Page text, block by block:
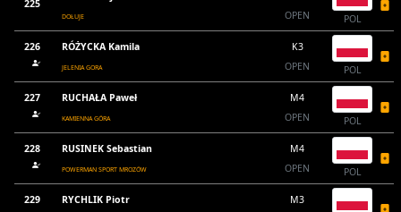
225
DOŁUJE
OPEN
POL
226 RÓŻYCKA Kamila
JELENIA GORA
K3
OPEN
POL
227 RUCHAŁA Paweł
KAMIENNA GÓRA
M4
OPEN
POL
228 RUSINEK Sebastian
POWERMAN SPORT MROZÓW
M4
OPEN
POL
229 RYCHLIK Piotr
M3